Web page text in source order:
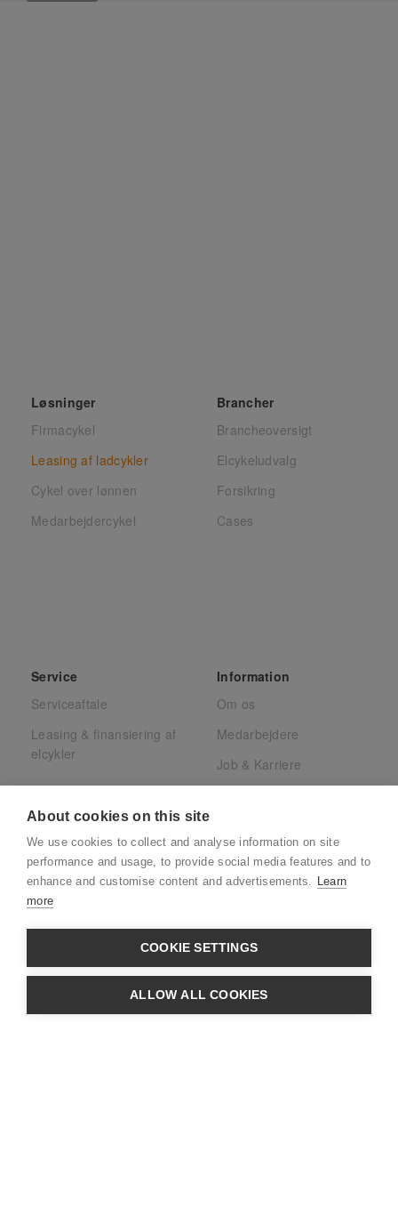
Løsninger
Firmacykel
Leasing af ladcykler
Cykel over lønnen
Medarbejdercykel
Brancher
Brancheoversigt
Elcykeludvalg
Forsikring
Cases
Service
Serviceaftale
Leasing & finansiering af
elcykler
Information
Om os
Medarbejdere
Job & Karriere
CSR
CVR: 39880032 · Adresse:Søndre Ringvej
49C - 2605 Brøndby· Telefon:+45 31 33 20 00
About cookies on this site
We use cookies to collect and analyse information on site
performance and usage, to provide social media features and to
enhance and customise content and advertisements. Learn
more
COOKIE SETTINGS
ALLOW ALL COOKIES